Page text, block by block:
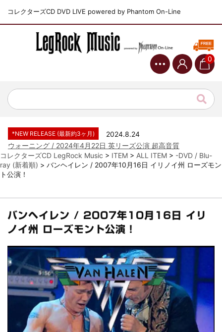
コレクターズCD DVD LIVE powered by Phantom On-Line
0
ジャーニー / 1979年5月8+9日 コロラド州 2公演 SBD 完全収録！
*NEW RELEASE (最新約3ヶ月)
2024.11.9
*NEW RELEASE (最新約3ヶ月)
2024.8.24
ウォーニング / 2024年4月22日 英リーズ公演 超高音質
IEM+Aud！
*NEW RELEASE (最新約3ヶ月)
2024.6.24
ビリー・ジョエル / 2024年3月24日 100Aniv. 米M.S.G公演 完全
リアム・ギャラガー / 2024年6月3日 カーディフ公演 IEM/AUD 完
全収録！
*NEW RELEASE (最新約3ヶ月)
2024.6.24
スコーピオンズ / 2024年6月15日 リスボン公演 FHD 完全収録！
*NEW RELEASE (最新約3ヶ月)
2024.6.20
マネスキン / 2024年6月9日 ドイツ ROCK AM RING 公演 FHD 完
全収録！
*NEW RELEASE (最新約3ヶ月)
2024.6.9
リアム・ギャラガー / 2024年6月1日 英国シェフィールド公演 完
全収録！
*NEW RELEASE (最新約3ヶ月)
2024.6.9
コレクターズCD LegRock Music > ITEM > ALL ITEM > -DVD / Blu-
ray (新着順) > バンヘイレン / 2007年10月16日 イリノイ州 ローズモン
ト公演！
バンヘイレン / 2007年10月16日 イリ
ノイ州 ローズモント公演！